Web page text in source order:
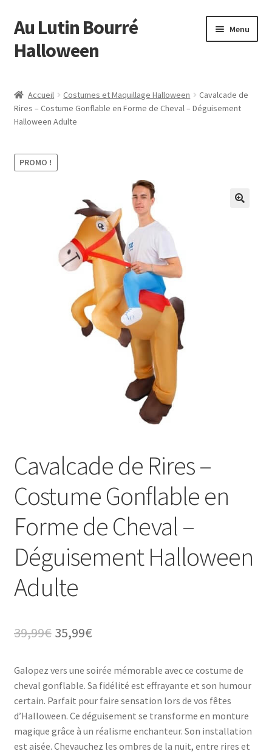
Aller
à
la
Aller
au
contenu
Au Lutin Bourré
Halloween
Menu
Bienvenue
Boutique
Page d’exemple
Accueil Costumes et Maquillage Halloween
Cavalcade de
Rires – Costume Gonflable en Forme de Cheval – Déguisement
Halloween Adulte
PROMO !
Cavalcade de Rires –
Costume Gonflable en
Forme de Cheval –
Déguisement Halloween
Adulte
39,99€ Le
initial
était :
39,99€.
35,99€Le
actuel
est :
35,99€.
Galopez vers une soirée mémorable avec ce costume de
cheval gonflable. Sa fidélité est effrayante et son humour
certain. Parfait pour faire sensation lors de vos fêtes
d’Halloween. Ce déguisement se transforme en monture
magique grâce à un réalisme enchanteur. Son installation
est aisée. Chevauchez les ombres de la nuit, entre rires et